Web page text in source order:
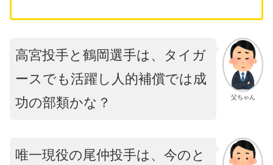
父ちゃん
高宮投手と鶴岡選手は、タイガ
ースでも活躍し人的補償では成
功の部類かな？
唯一現役の尾仲投手は、今のと